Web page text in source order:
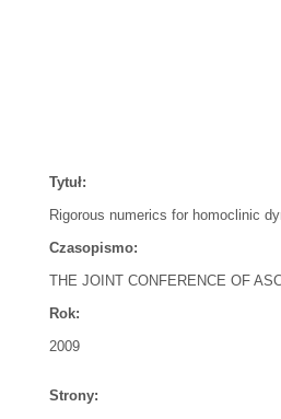
Tytuł:
Rigorous numerics for homoclinic
Czasopismo:
THE JOINT CONFERENCE OF
Rok:
2009
Strony: